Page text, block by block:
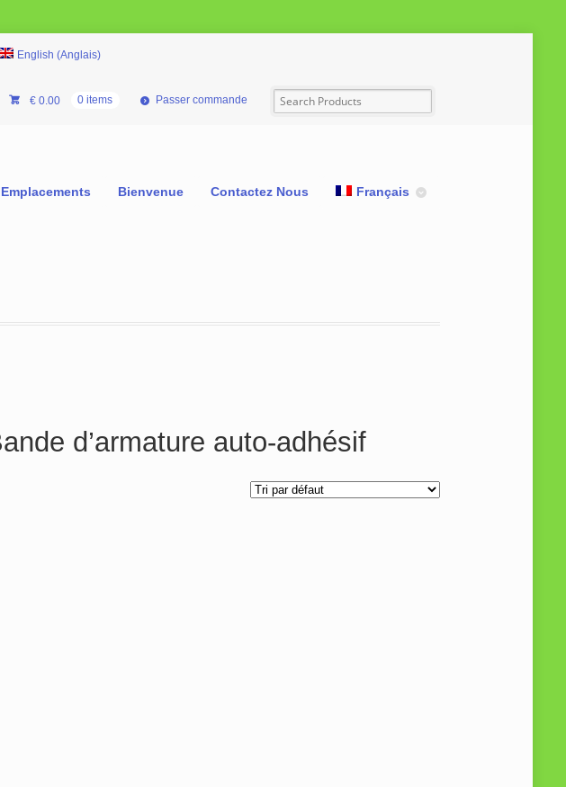
English (Anglais)
€0.00 0 items Passer commande
Emplacements Bienvenue Contactez Nous Français
d’armature auto-adhésif